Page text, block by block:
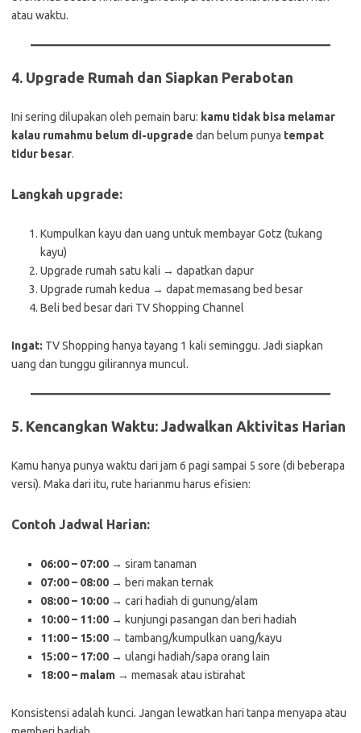
atau waktu.
4. Upgrade Rumah dan Siapkan Perabotan
Ini sering dilupakan oleh pemain baru: kamu tidak bisa melamar
kalau rumahmu belum di-upgrade dan belum punya tempat
tidur besar.
Langkah upgrade:
Kumpulkan kayu dan uang untuk membayar Gotz (tukang
kayu)
Upgrade rumah satu kali → dapatkan dapur
Upgrade rumah kedua → dapat memasang bed besar
Beli bed besar dari TV Shopping Channel
Ingat: TV Shopping hanya tayang 1 kali seminggu. Jadi siapkan
uang dan tunggu gilirannya muncul.
5. Kencangkan Waktu: Jadwalkan Aktivitas Harian
Kamu hanya punya waktu dari jam 6 pagi sampai 5 sore (di beberapa
versi). Maka dari itu, rute harianmu harus efisien:
Contoh Jadwal Harian:
06:00 – 07:00 → siram tanaman
07:00 – 08:00 → beri makan ternak
08:00 – 10:00 → cari hadiah di gunung/alam
10:00 – 11:00 → kunjungi pasangan dan beri hadiah
11:00 – 15:00 → tambang/kumpulkan uang/kayu
15:00 – 17:00 → ulangi hadiah/sapa orang lain
18:00 – malam → memasak atau istirahat
Konsistensi adalah kunci. Jangan lewatkan hari tanpa menyapa atau